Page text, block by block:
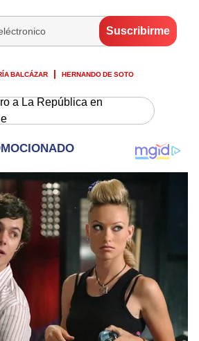
BALCÁZAR HERNANDO DE SOTO
a La República en